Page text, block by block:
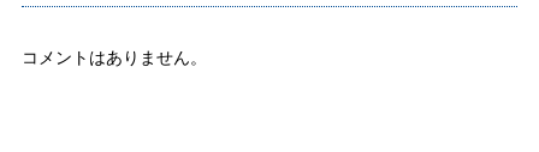
コメントはありません。